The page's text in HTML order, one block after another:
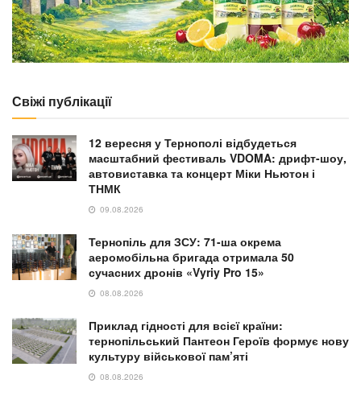
Свіжі публікації
12 вересня у Тернополі відбудеться
масштабний фестиваль VDOMA: дрифт-шоу,
автовиставка та концерт Міки Ньютон і
ТНМК
09.08.2026
Тернопіль для ЗСУ: 71-ша окрема
аеромобільна бригада отримала 50
сучасних дронів «Vyriy Pro 15»
08.08.2026
Приклад гідності для всієї країни:
тернопільський Пантеон Героїв формує нову
культуру військової пам’яті
08.08.2026